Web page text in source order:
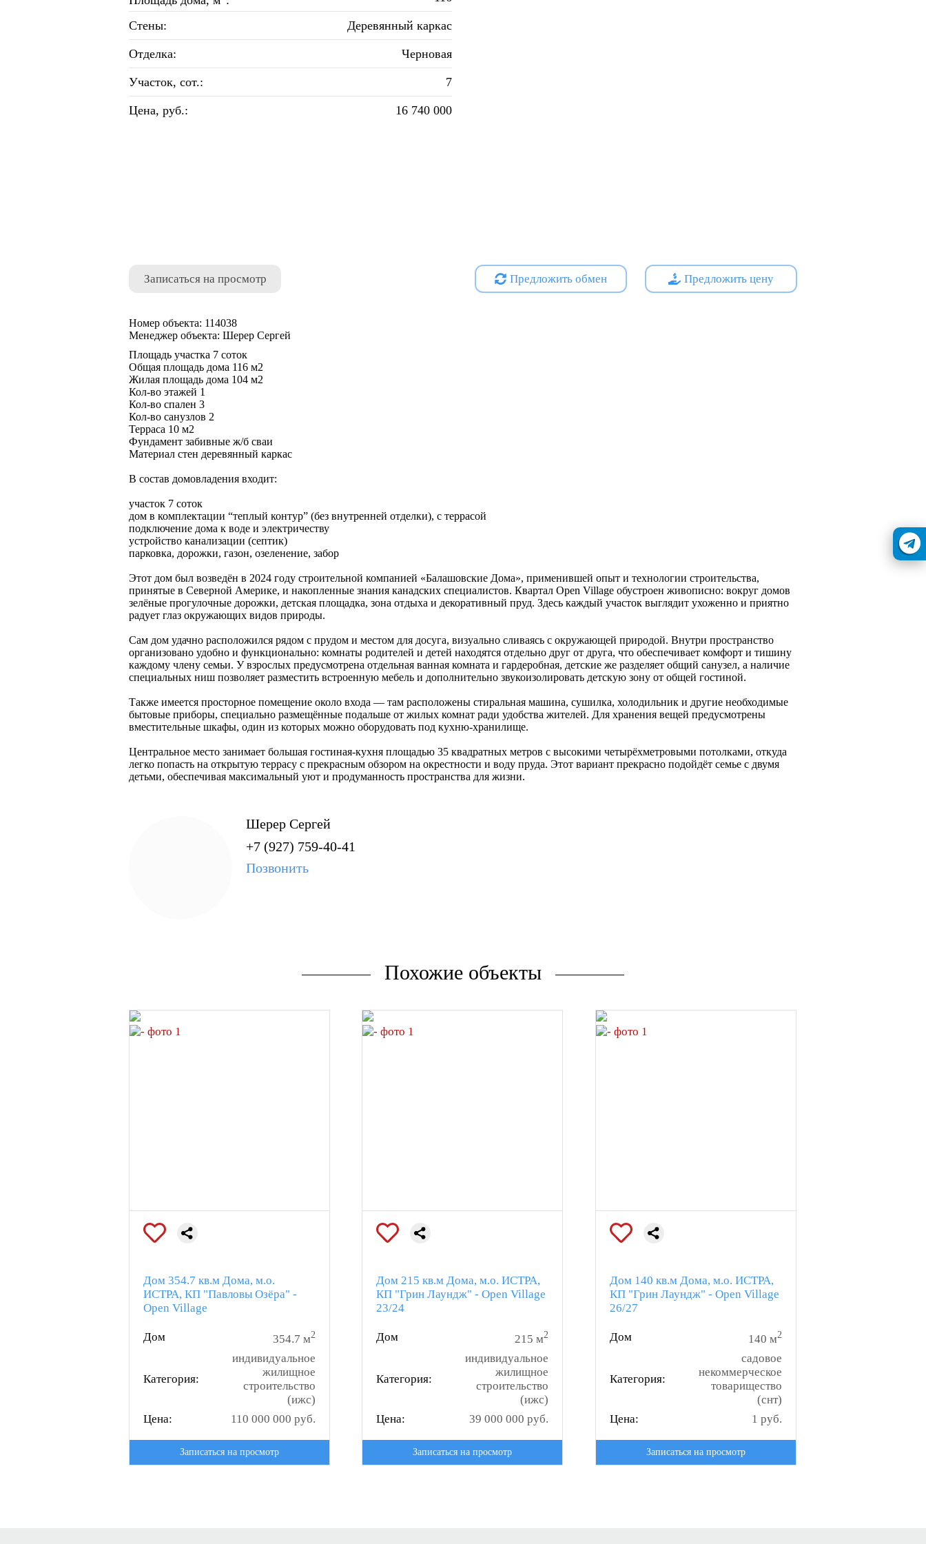
Стены: Деревянный каркас
Отделка: Черновая
Участок, сот.: 7
Цена, руб.: 16 740 000
Записаться на просмотр Предложить обмен Предложить цену
Номер объекта: 114038
Менеджер объекта: Шерер Сергей
Площадь участка 7 соток
Общая площадь дома 116 м2
Жилая площадь дома 104 м2
Кол-во этажей 1
Кол-во спален 3
Кол-во санузлов 2
Терраса 10 м2
Фундамент забивные ж/б сваи
Материал стен деревянный каркас
В состав домовладения входит:
участок 7 соток
дом в комплектации “теплый контур” (без внутренней отделки), с террасой
подключение дома к воде и электричеству
устройство канализации (септик)
парковка, дорожки, газон, озеленение, забор
Этот дом был возведён в 2024 году строительной компанией «Балашовские Дома», применившей опыт и технологии строительства,
принятые в Северной Америке, и накопленные знания канадских специалистов. Квартал Open Village обустроен живописно: вокруг домов
зелёные прогулочные дорожки, детская площадка, зона отдыха и декоративный пруд. Здесь каждый участок выглядит ухоженно и приятно
радует глаз окружающих видов природы.
Сам дом удачно расположился рядом с прудом и местом для досуга, визуально сливаясь с окружающей природой. Внутри пространство
организовано удобно и функционально: комнаты родителей и детей находятся отдельно друг от друга, что обеспечивает комфорт и тишину
каждому члену семьи. У взрослых предусмотрена отдельная ванная комната и гардеробная, детские же разделяет общий санузел, а наличие
специальных ниш позволяет разместить встроенную мебель и дополнительно звукоизолировать детскую зону от общей гостиной.
Также имеется просторное помещение около входа — там расположены стиральная машина, сушилка, холодильник и другие необходимые
бытовые приборы, специально размещённые подальше от жилых комнат ради удобства жителей. Для хранения вещей предусмотрены
вместительные шкафы, один из которых можно оборудовать под кухню-хранилище.
Центральное место занимает большая гостиная-кухня площадью 35 квадратных метров с высокими четырёхметровыми потолками, откуда
легко попасть на открытую террасу с прекрасным обзором на окрестности и воду пруда. Этот вариант прекрасно подойдёт семье с двумя
детьми, обеспечивая максимальный уют и продуманность пространства для жизни.
Шерер Сергей
+7 (927) 759-40-41
Позвонить
Похожие объекты
Дом 354.7 кв.м Дома, м.о.
ИСТРА, КП "Павловы Озёра" -
Open Village
Дом 354.7 м2
Категория:
индивидуальное
жилищное
строительство
(ижс)
Цена:
110 000 000 руб.
Записаться на просмотр
Дом 215 кв.м Дома, м.о. ИСТРА,
КП "Грин Лаундж" - Open Village
23/24
Дом 215 м2
Категория:
индивидуальное
жилищное
строительство
(ижс)
Цена:
39 000 000 руб.
Записаться на просмотр
Дом 140 кв.м Дома, м.о. ИСТРА,
КП "Грин Лаундж" - Open Village
26/27
Дом 140 м2
Категория:
садовое
некоммерческое
товарищество
(снт)
Цена:
1 руб.
Записаться на просмотр